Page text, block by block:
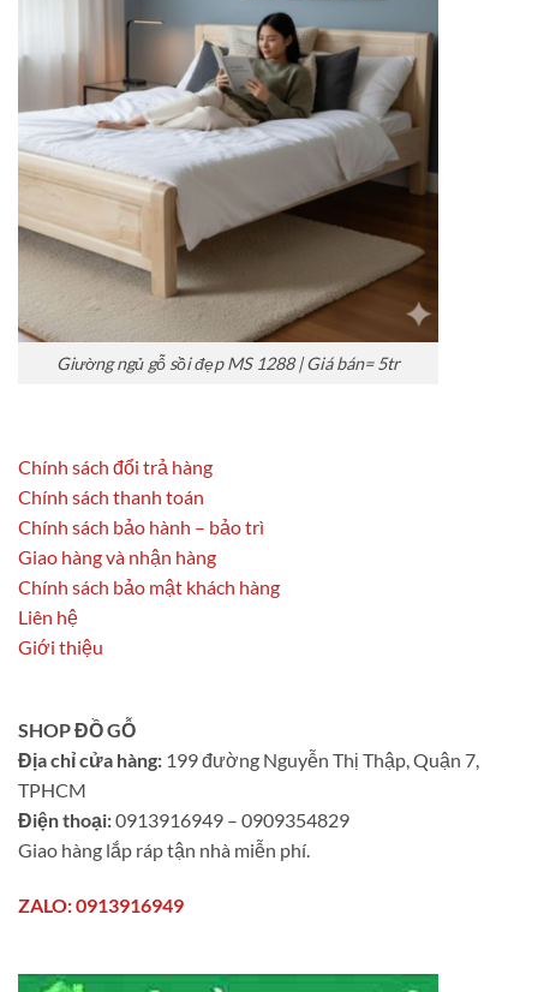
Giường ngủ gỗ sồi đẹp MS 1288 | Giá bán= 5tr
Chính sách đổi trả hàng
Chính sách thanh toán
Chính sách bảo hành – bảo trì
Giao hàng và nhận hàng
Chính sách bảo mật khách hàng
Liên hệ
Giới thiệu
SHOP ĐỒ GỖ
Địa chỉ cửa hàng: 199 đường Nguyễn Thị Thập, Quận 7,
TPHCM
Điện thoại:0913916949 – 0909354829
Giao hàng lắp ráp tận nhà miễn phí.
ZALO: 0913916949